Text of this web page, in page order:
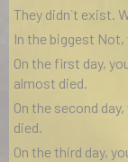
They didn`t exist.
In the biggest Not,
On the first day,
almost died.
On the second
died.
On the third day,